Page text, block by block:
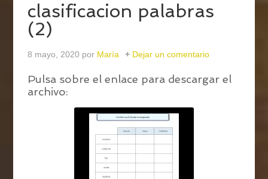
clasificacion palabras
(2)
8 mayo, 2020 por María Dejar un comentario
Pulsa sobre el enlace para descargar el
archivo: